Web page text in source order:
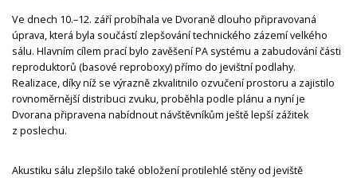
Ve dnech 10.–12. září probíhala ve Dvoraně dlouho připravovaná
úprava, která byla součástí zlepšování technického zázemí velkého
sálu. Hlavním cílem prací bylo zavěšení PA systému a zabudování části
reproduktorů (basové reproboxy) přímo do jevištní podlahy.
Realizace, díky níž se výrazně zkvalitnilo ozvučení prostoru a zajistilo
rovnoměrnější distribuci zvuku, proběhla podle plánu a nyní je
Dvorana připravena nabídnout návštěvníkům ještě lepší zážitek
z poslechu.
Akustiku sálu zlepšilo také obložení protilehlé stěny od jeviště